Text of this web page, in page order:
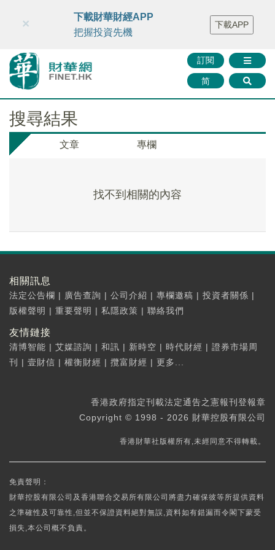
財華智庫網 FINTV FINMETA 財華證券 媒體矩陣
智庫沙龍
聯絡我們
訂閱
简
×
下載財華財經APP
把握投資先機
下載APP
搜尋結果
文章 專欄
找不到相關的內容
相關訊息
法定公告欄 | 廣告查詢 | 公司介紹 | 專欄邀稿 | 投資者關係 |
版權聲明 | 重要聲明 | 私隱政策 | 聯絡我們
友情鏈接
清博智能 | 艾媒諮詢 | 和訊 | 新時空 | 時代財經 | 證券市場周
刊
| 壹財信 | 權衡財經 | 攬富財經 | 更多...
香港政府指定刊載法定通告之憲報刊登報章
Copyright © 1998 - 2026 財華控股有限公司
香港財華社版權所有,未經同意不得轉載。
免責聲明：
財華控股有限公司及香港聯合交易所有限公司將盡力確保彼等所提供資料
之準確性及可靠性,但並不保證資料絕對無誤,資料如有錯漏而令閣下蒙受
損失,本公司概不負責。